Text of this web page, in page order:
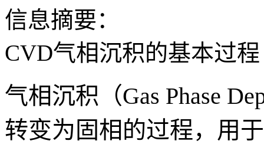
信息摘要：
CVD气相沉积的基本过程
气相沉积（Gas Phase
转变为固相的过程，用